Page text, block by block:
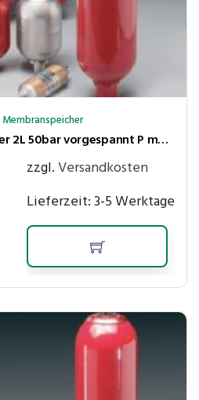
Membranspeicher
Hydac Membranspeicher 2L 50bar vorgespannt P max.210 bar,Ölanschl. G3/4″ innen
zzgl.Versandkosten
Lieferzeit:3-5 Werktage